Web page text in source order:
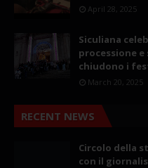
April 28, 2025
Siculiana
processione
chiudono i
March 20, 2025
RECENT NEWS
Circolo della
con il